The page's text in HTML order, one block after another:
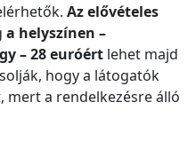
Az elővételes
a helyszínen –
– 28 euróért lehet majd
hogy a látogatók
mert a rendelkezésre álló